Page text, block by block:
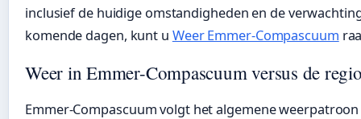
inclusief de huidige omstandigheden en de
komende dagen, kunt u Weer Emmer-Compascuum
Weer in Emmer-Compascuum versus de
Emmer-Compascuum volgt het algemene weerpatroon